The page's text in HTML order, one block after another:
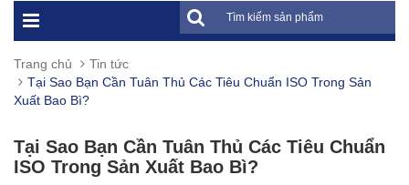
Trang chủ
Tin tức
Tại Sao Bạn Cần Tuân Thủ Các Tiêu Chuẩn ISO Trong Sản
Xuất Bao Bì?
Tại Sao Bạn Cần Tuân Thủ Các Tiêu Chuẩn
ISO Trong Sản Xuất Bao Bì?